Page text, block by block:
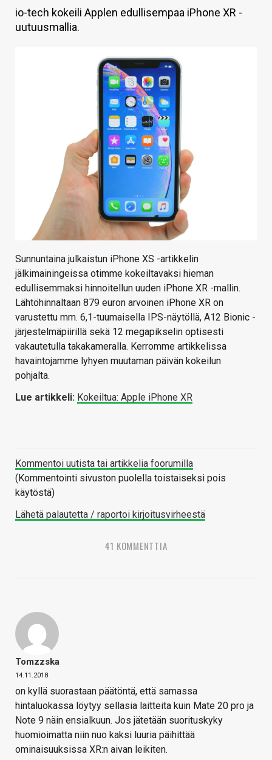
TIETOA
io-tech kokeili Applen edullisempaa iPhone XR -
uutuusmallia.
Sunnuntaina julkaistun iPhone XS -artikkelin
jälkimainingeissa otimme kokeiltavaksi hieman
edullisemmaksi hinnoitellun uuden iPhone XR -mallin.
Lähtöhinnaltaan 879 euron arvoinen iPhone XR on
varustettu mm. 6,1-tuumaisella IPS-näytöllä, A12 Bionic -
järjestelmäpiirillä sekä 12 megapikselin optisesti
vakautetulla takakameralla. Kerromme artikkelissa
havaintojamme lyhyen muutaman päivän kokeilun
pohjalta.
Lue artikkeli: Kokeiltua: Apple iPhone XR
Kommentoi uutista tai artikkelia foorumilla
(Kommentointi sivuston puolella toistaiseksi pois
käytöstä)
Lähetä palautetta / raportoi kirjoitusvirheestä
41 KOMMENTTIA
Tomzzska
14.11.2018
on kyllä suorastaan päätöntä, että samassa
hintaluokassa löytyy sellasia laitteita kuin Mate 20 pro ja
Note 9 näin ensialkuun. Jos jätetään suorituskyky
huomioimatta niin nuo kaksi luuria päihittää
ominaisuuksissa XR:n aivan leikiten.